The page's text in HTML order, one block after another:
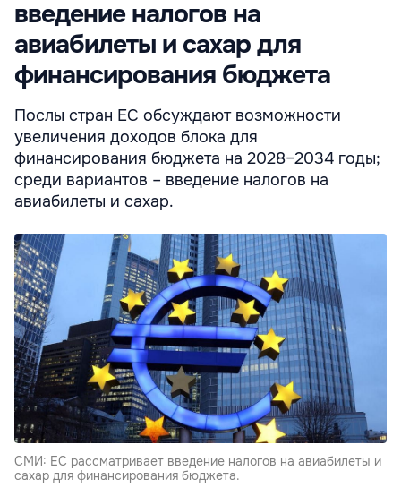
введение налогов на
авиабилеты и сахар для
финансирования бюджета
Послы стран ЕС обсуждают возможности
увеличения доходов блока для
финансирования бюджета на 2028–2034 годы;
среди вариантов – введение налогов на
авиабилеты и сахар.
СМИ: ЕС рассматривает введение налогов на авиабилеты и
сахар для финансирования бюджета.